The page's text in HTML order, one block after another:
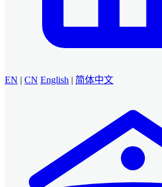
EN | CN English | 简体中文